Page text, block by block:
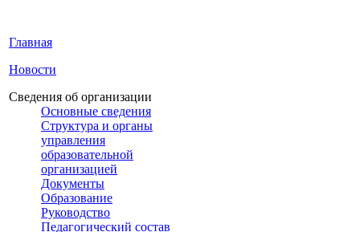
Главная
Новости
Сведения об организации
Основные сведения
Структура и органы
управления
образовательной
организацией
Документы
Образование
Руководство
Педагогический состав